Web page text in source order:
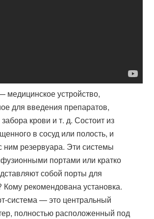
медицинское устройство,
для введения препаратов,
крови и т. д. Состоит из
в сосуд или полость, и
ним резервуара. Эти системы
портами или кратко
собой порты для
Кому рекомендована установка.
система — это центральный
полностью расположенный под